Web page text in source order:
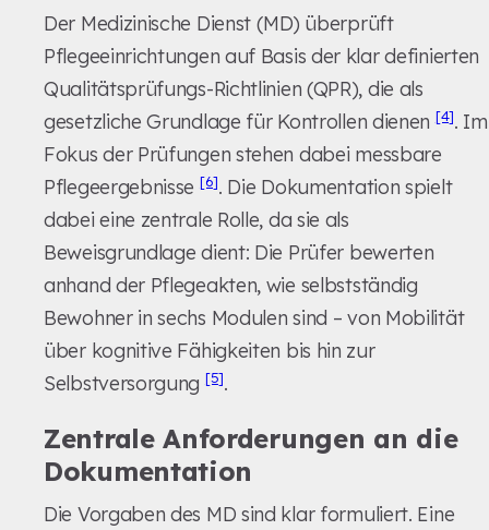
Der Medizinische Dienst (MD) überprüft
Pflegeeinrichtungen auf Basis der klar definierten
Qualitätsprüfungs-Richtlinien (QPR), die als
gesetzliche Grundlage für Kontrollen dienen[4]. Im
Fokus der Prüfungen stehen dabei messbare
Pflegeergebnisse [6]. Die Dokumentation spielt
dabei eine zentrale Rolle, da sie als
Beweisgrundlage dient: Die Prüfer bewerten
anhand der Pflegeakten, wie selbstständig
Bewohner in sechs Modulen sind – von Mobilität
über kognitive Fähigkeiten bis hin zur
Selbstversorgung [5].
Zentrale Anforderungen an die
Dokumentation
Die Vorgaben des MD sind klar formuliert. Eine